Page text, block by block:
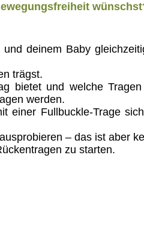
deinem Baby
trägst.
bietet und welche
werden.
einer Fullbuckle-Trage
– das ist aber
zu starten.